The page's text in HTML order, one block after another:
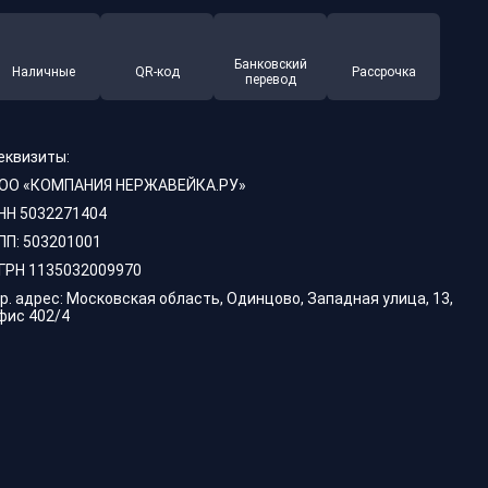
Наличные QR-код
Банковский
перевод
Рассрочка
«КОМПАНИЯ НЕРЖАВЕЙКА.РУ»
5032271404
503201001
1135032009970
адрес: Московская область, Одинцово, Западная улица, 13,
402/4